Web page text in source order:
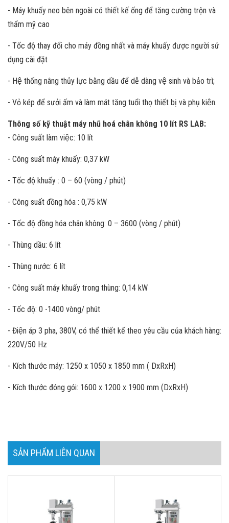
- Máy khuấy neo bên ngoài có thiết kế ống để tăng cường trộn và
thẩm mỹ cao
- Tốc độ thay đổi cho máy đồng nhất và máy khuấy được người sử
dụng cài đặt
- Hệ thống nâng thủy lực bằng dầu để dễ dàng vệ sinh và bảo trì;
- Vỏ kép để sưởi ấm và làm mát tăng tuổi thọ thiết bị và phụ kiện.
Thông số kỹ thuật máy nhũ hoá chân không 10 lít RS LAB:
- Công suất làm việc: 10 lít
- Công suất máy khuấy: 0,37 kW
- Tốc độ khuấy : 0 – 60 (vòng / phút)
- Công suất đồng hóa : 0,75 kW
- Tốc độ đồng hóa chân không: 0 – 3600 (vòng / phút)
- Thùng dầu: 6 lít
- Thùng nước: 6 lít
- Công suất máy khuấy trong thùng: 0,14 kW
- Tốc độ: 0 -1400 vòng/ phút
- Điện áp 3 pha, 380V, có thể thiết kế theo yêu cầu của khách hàng:
220V/50 Hz
- Kích thước máy: 1250 x 1050 x 1850 mm ( DxRxH)
- Kích thước đóng gói: 1600 x 1200 x 1900 mm (DxRxH)
SẢN PHẨM LIÊN QUAN